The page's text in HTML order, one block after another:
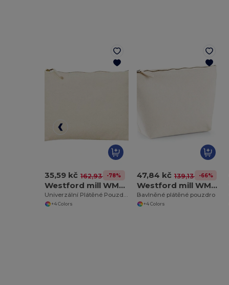
35,59 kč 162,93 kč-78%
Westford mill WM530
Univerzální Plátěné Pouzdro Westford Mill
+4 Colors
47,84 kč 139,13 kč-66%
Westford mill WM540
Bavlněné plátěné pouzdro
+4 Colors